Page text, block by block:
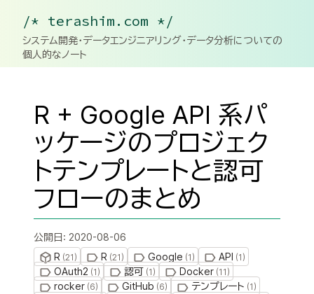
/* terashim.com */
システム開発・データエンジニアリング・データ分析についての
個人的なノート
R + Google API 系パ
ッケージのプロジェク
トテンプレートと認可
フローのまとめ
公開日: 2020-08-06
R (21 ) R (21 ) Google (1 ) API (1 )
OAuth2 (1 ) 認可 (1 ) Docker (11 )
rocker (6) GitHub (6) テンプレート (1 )